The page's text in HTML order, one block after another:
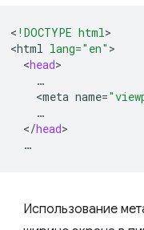
< !DOCTYPE html>
<html lang="en"
<head
<meta name=
</head
Использование